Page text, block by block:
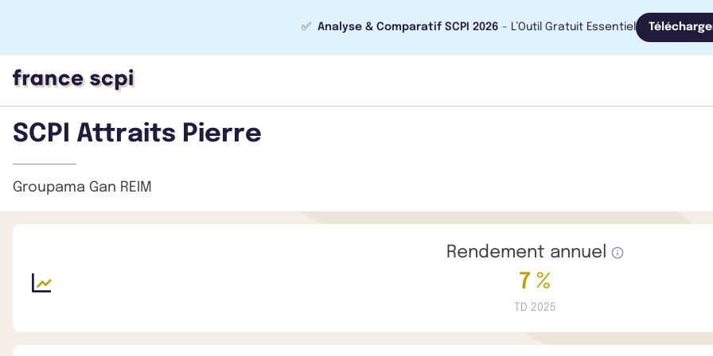
✅ Analyse & Comparatif SCPI 2026 - L’Outil Gratuit Essentiel
SCPI Attraits Pierre
Groupama Gan REIM
Rendement annuel
7 %
TD 2025